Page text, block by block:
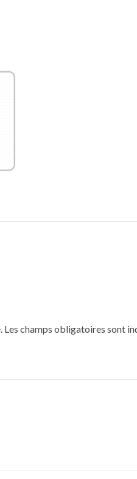
Les champs obligatoires sont